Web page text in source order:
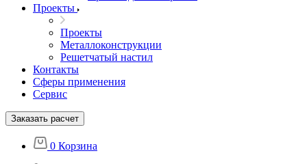
Проекты
Проекты
Металлоконструкции
Решетчатый настил
Контакты
Сферы применения
Сервис
Заказать расчет
0 Корзина